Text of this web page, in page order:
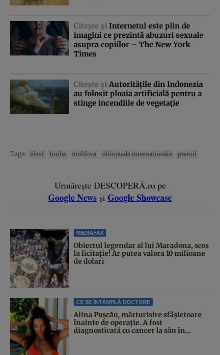
Citeşte şi Internetul este plin de
imagini ce prezintă abuzuri sexuale
asupra copiilor – The New York
Times
Citeşte şi Autorităţile din Indonezia
au folosit ploaia artificială pentru a
stinge incendiile de vegetaţie
Tags: elevi limba moldova olimpiada internationala premii
Urmărește DESCOPERĂ.ro pe
Google News și Google Showcase
MEDIAFAX
Obiectul legendar al lui Maradona, scos
la licitație! Ar putea valora 10 milioane
de dolari
CE SE ÎNTÂMPLĂ DOCTORE
Alina Pușcău, mărturisire sfâșietoare
înainte de operație. A fost
diagnosticată cu cancer la sân în...